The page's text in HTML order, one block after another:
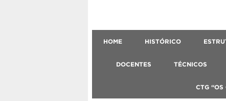
HOME HISTÓRICO
DOCENTES TÉCNICOS
CTG “OS